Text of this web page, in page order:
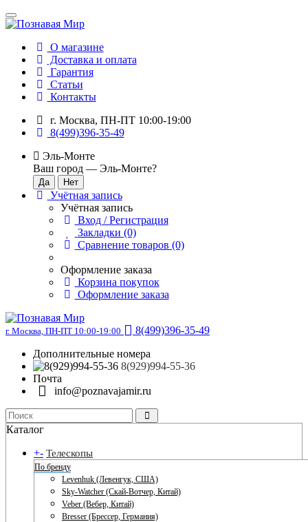
О магазине
Доставка и оплата
Гарантия
Статьи
Контакты
г. Москва, ПН-ПТ 10:00-19:00
8(499)396-35-49
Эль-Монте
Ваш город — Эль-Монте?
Учётная запись
Учётная запись
Вход / Регистрация
Закладки (0)
Сравнение товаров (0)
Оформление заказа
Корзина покупок
Оформление заказа
г. Москва, ПН-ПТ 10:00-19:00
8(499)396-35-49
Дополнительные номера
8(929)994-55-36
Почта
info@poznavajamir.ru
Каталог
+- Телескопы
По бренду
Levenhuk (Левенгук, США)
Sky-Watcher (Скай-Вотчер, Китай)
Veber (Вебер, Китай)
Bresser (Брессер, Германия)